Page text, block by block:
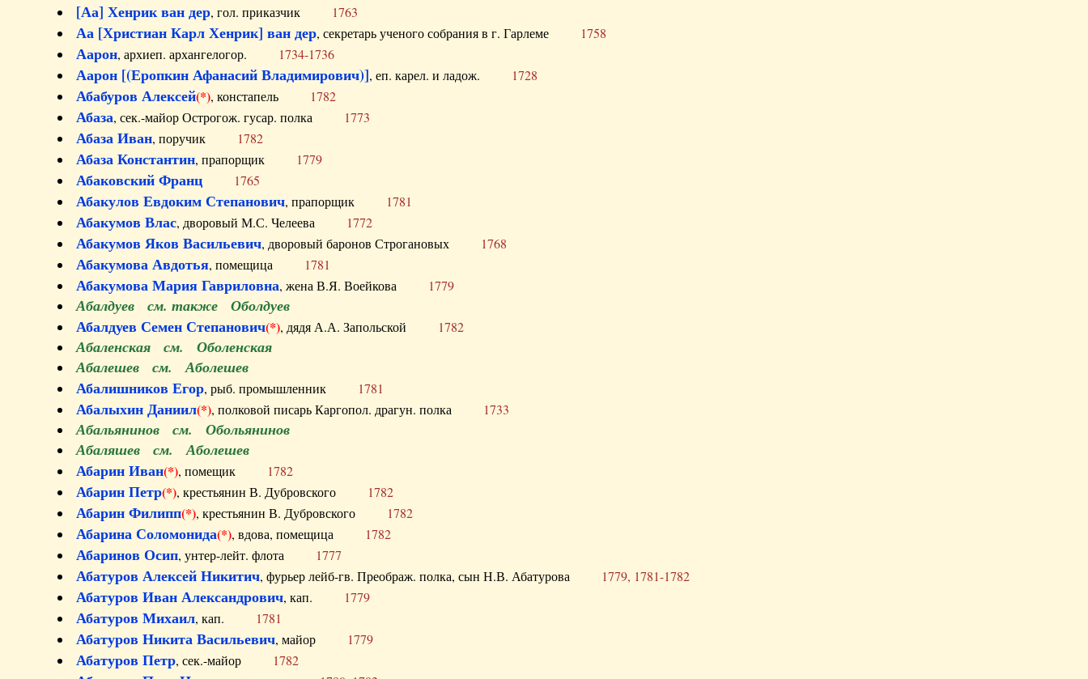
[Аа] Хенрик ван дер, гол. приказчик 1763
Аа [Христиан Карл Хенрик] ван дер, секретарь ученого собрания в г. Гарлеме 1758
Аарон, архиеп. архангелогор. 1734-1736
Аарон [(Еропкин Афанасий Владимирович)], еп. карел. и ладож. 1728
Абабуров Алексей(*), констапель 1782
Абаза, сек.-майор Острогож. гусар. полка 1773
Абаза Иван, поручик 1782
Абаза Константин, прапорщик 1779
Абаковский Франц 1765
Абакулов Евдоким Степанович, прапорщик 1781
Абакумов Влас, дворовый М.С. Челеева 1772
Абакумов Яков Васильевич, дворовый баронов Строгановых 1768
Абакумова Авдотья, помещица 1781
Абакумова Мария Гавриловна, жена В.Я. Воейкова 1779
Абалдуев см. также Оболдуев
Абалдуев Семен Степанович(*), дядя А.А. Запольской 1782
Абаленская см. Оболенская
Абалешев см. Аболешев
Абалишников Егор, рыб. промышленник 1781
Абалыхин Даниил(*), полковой писарь Каргопол. драгун. полка 1733
Абальянинов см. Обольянинов
Абаляшев см. Аболешев
Абарин Иван(*), помещик 1782
Абарин Петр(*), крестьянин В. Дубровского 1782
Абарин Филипп(*), крестьянин В. Дубровского 1782
Абарина Соломонида(*), вдова, помещица 1782
Абаринов Осип, унтер-лейт. флота 1777
Абатуров Алексей Никитич, фурьер лейб-гв. Преображ. полка, сын Н.В. Абатурова 1779, 1781-1782
Абатуров Иван Александрович, кап. 1779
Абатуров Михаил, кап. 1781
Абатуров Никита Васильевич, майор 1779
Абатуров Петр, сек.-майор 1782